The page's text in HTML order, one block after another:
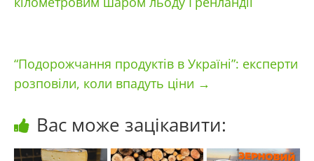
“Подорожчання продуктів в Україні”: експерти
розповіли, коли впадуть ціни →
Вас може зацікавити: